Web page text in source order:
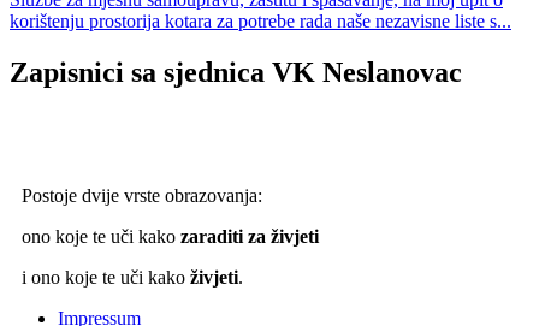
korištenju prostorija kotara za potrebe rada naše nezavisne liste s...
Zapisnici sa sjednica VK Neslanovac
Postoje dvije vrste obrazovanja:
ono koje te uči kako zaraditi za živjeti
i ono koje te uči kako živjeti.
Impressum